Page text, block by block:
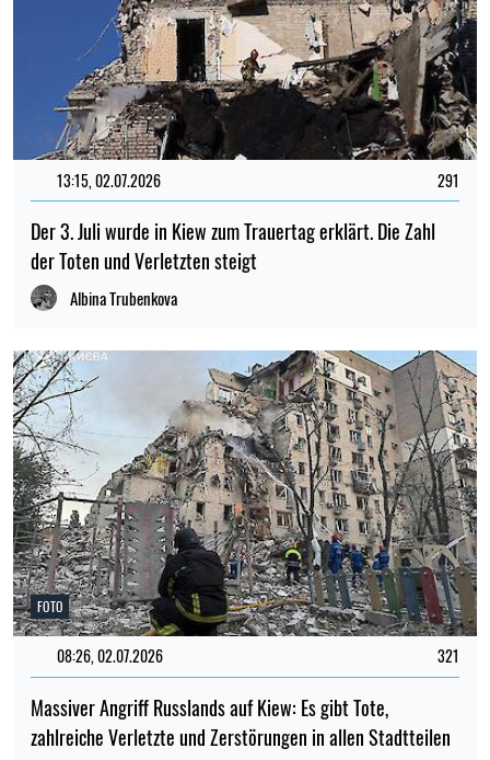
13:15, 02.07.2026 291
Der 3. Juli wurde in Kiew zum Trauertag erklärt. Die Zahl
der Toten und Verletzten steigt
Albina Trubenkova
FOTO
08:26, 02.07.2026 321
Massiver Angriff Russlands auf Kiew: Es gibt Tote,
zahlreiche Verletzte und Zerstörungen in allen Stadtteilen